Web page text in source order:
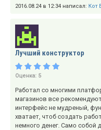
2016.08.24 в 12:34 написал: Кот
Лучший конструктор
Оценка: 5
Работал со многими
магазинов все
интерфейс не мудреный,
хватает, чтоб создать
немного денег. Само собой